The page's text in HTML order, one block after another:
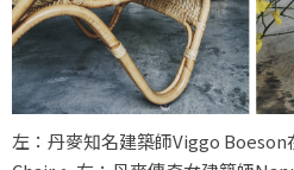
左：丹麥知名建築師Viggo